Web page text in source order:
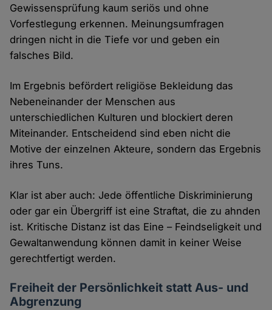
Gewissensprüfung kaum seriös und ohne
Vorfestlegung erkennen. Meinungsumfragen
dringen nicht in die Tiefe vor und geben ein
falsches Bild.
Im Ergebnis befördert religiöse Bekleidung das
Nebeneinander der Menschen aus
unterschiedlichen Kulturen und blockiert deren
Miteinander. Entscheidend sind eben nicht die
Motive der einzelnen Akteure, sondern das Ergebnis
ihres Tuns.
Klar ist aber auch: Jede öffentliche Diskriminierung
oder gar ein Übergriff ist eine Straftat, die zu ahnden
ist. Kritische Distanz ist das Eine – Feindseligkeit und
Gewaltanwendung können damit in keiner Weise
gerechtfertigt werden.
Freiheit der Persönlichkeit statt Aus- und
Abgrenzung